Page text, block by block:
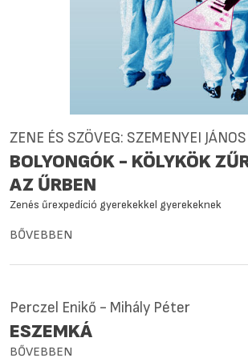
ZENE ÉS SZÖVEG: SZEMENYEI JÁNOS
BOLYONGÓK - KÖLYKÖK
AZ ŰRBEN
Zenés űrexpedíció gyerekekkel gyerekeknek
BŐVEBBEN
Perczel Enikő - Mihály Péter
ESZEMKÁ
BŐVEBBEN